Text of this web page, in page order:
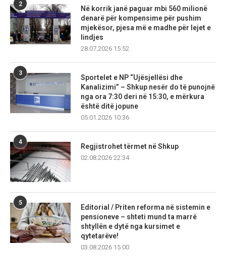
2
Në korrik janë paguar mbi 560 milionë
denarë për kompensime për pushim
mjekësor, pjesa më e madhe për lejet e
lindjes
28.07.2026 15:52
3
Sportelet e NP “Ujësjellësi dhe
Kanalizimi” – Shkup nesër do të punojnë
nga ora 7:30 deri në 15:30, e mërkura
është ditë jopune
05.01.2026 10:36
4
Regjistrohet tërmet në Shkup
02.08.2026 22:34
5
Editorial / Priten reforma në sistemin e
pensioneve – shteti mund ta marrë
shtyllën e dytë nga kursimet e
qytetarëve!
03.08.2026 15:00